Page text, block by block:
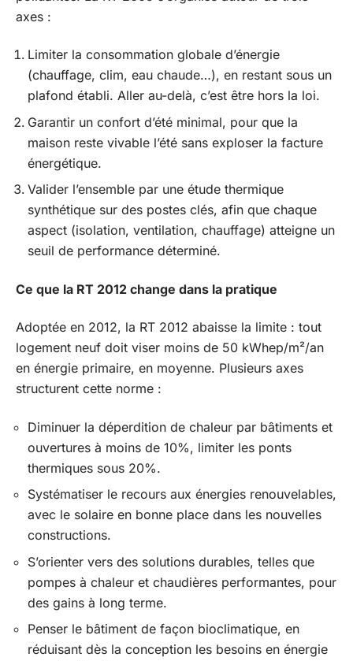
axes :
Limiter la consommation globale d’énergie
(chauffage, clim, eau chaude…), en restant sous un
plafond établi. Aller au-delà, c’est être hors la loi.
Garantir un confort d’été minimal, pour que la
maison reste vivable l’été sans exploser la facture
énergétique.
Valider l’ensemble par une étude thermique
synthétique sur des postes clés, afin que chaque
aspect (isolation, ventilation, chauffage) atteigne un
seuil de performance déterminé.
Ce que la RT 2012 change dans la pratique
Adoptée en 2012, la RT 2012 abaisse la limite : tout
logement neuf doit viser moins de 50 kWhep/m²/an
en énergie primaire, en moyenne. Plusieurs axes
structurent cette norme :
Diminuer la déperdition de chaleur par bâtiments et
ouvertures à moins de 10%, limiter les ponts
thermiques sous 20%.
Systématiser le recours aux énergies renouvelables,
avec le solaire en bonne place dans les nouvelles
constructions.
S’orienter vers des solutions durables, telles que
pompes à chaleur et chaudières performantes, pour
des gains à long terme.
Penser le bâtiment de façon bioclimatique, en
réduisant dès la conception les besoins en énergie